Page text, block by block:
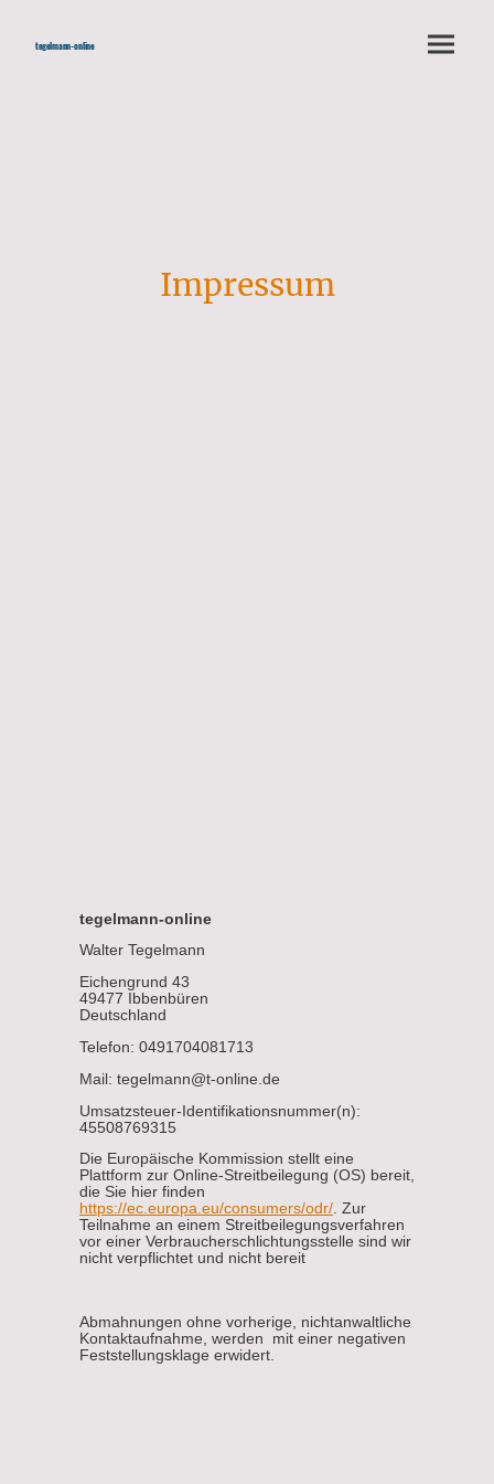
tegelmann-online
Impressum
tegelmann-online
Walter Tegelmann
Eichengrund 43
49477 Ibbenbüren
Deutschland
Telefon: 0491704081713
Mail: tegelmann@t-online.de
Umsatzsteuer-Identifikationsnummer(n):
45508769315
Die Europäische Kommission stellt eine
Plattform zur Online-Streitbeilegung (OS) bereit,
die Sie hier finden
https://ec.europa.eu/consumers/odr/. Zur
Teilnahme an einem Streitbeilegungsverfahren
vor einer Verbraucherschlichtungsstelle sind wir
nicht verpflichtet und nicht bereit
Abmahnungen ohne vorherige, nichtanwaltliche
Kontaktaufnahme, werden mit einer negativen
Feststellungsklage erwidert.